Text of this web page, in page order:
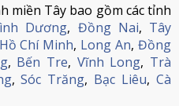
miền Tây bao gồm các tỉnh
Dương, Đồng Nai, Tây
Chí Minh, Long An,Đồng
, Bến Tre, Vĩnh Long, Trà
,Sóc Trăng, Bạc Liêu,Cà